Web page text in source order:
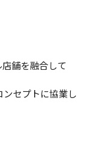
舗を融合して
セプトに協業し